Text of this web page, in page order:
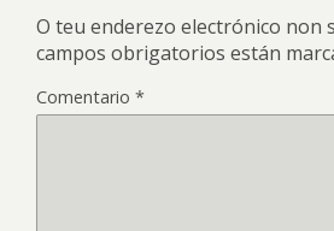
O teu enderezo electrónico non
campos obrigatorios están
Comentario *